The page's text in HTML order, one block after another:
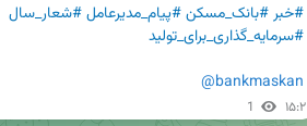
#خبر#بانک_مسکن#پیام_مدیرعامل#شعار_سال
#سرمایه_گذاری_برای_تولید
@bankmaskan
1 ۱۵:۲